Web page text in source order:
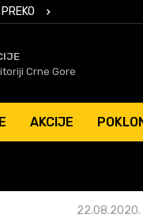
50 EUR
SIGURNO
Crne Gore
AKCIJE
22.08.2020.